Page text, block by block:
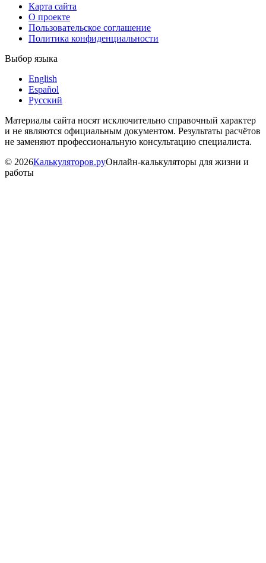
Карта сайта
О проекте
Пользовательское соглашение
Политика конфиденциальности
Выбор языка
English
Español
Русский
Материалы сайта носят исключительно справочный характер
и не являются официальным документом. Результаты расчётов
не заменяют профессиональную консультацию специалиста.
© 2026Калькуляторов.руОнлайн-калькуляторы для жизни и
работы